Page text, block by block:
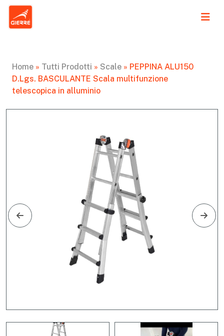
Home » Tutti Prodotti » Scale » PEPPINA ALU150
D.Lgs. BASCULANTE Scala multifunzione
telescopica in alluminio